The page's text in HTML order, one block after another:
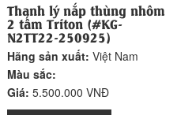
Thanh lý nắp thùng nhôm
2 tấm Triton (#KG-
N2TT22-250925)
Hãng sản xuất:Việt Nam
Màu sắc:
Giá:5.500.000 VNĐ